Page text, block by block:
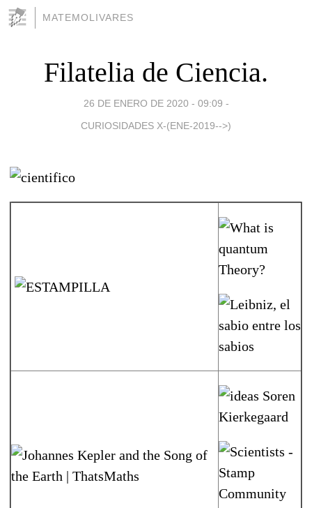
MATEMOLIVARES
Filatelia de Ciencia.
26 DE ENERO DE 2020 - 09:09 -
CURIOSIDADES X-(ENE-2019-->)